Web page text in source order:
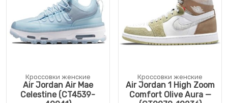
Кроссовки женские
Air Jordan Air Mae
Celestine (CT4539-
Кроссовки женские
Air Jordan 1 High Zoom
Comfort Olive Aura —